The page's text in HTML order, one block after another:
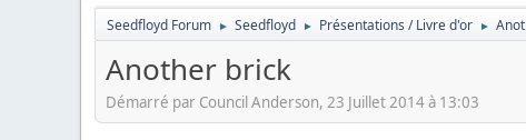
Seedfloyd Forum ► Seedfloyd ► Présentations / Livre d'or ►
Another brick
Démarré par Council Anderson, 23 Juillet 2014 à 13:03